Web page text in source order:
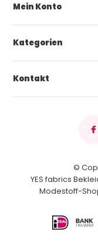
Mein Konto
Kategorien
Kontakt
©
YES fabrics
Modestoff-